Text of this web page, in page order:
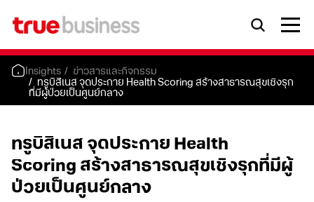
Insights ข่าวสารและกิจกรรม
ทรูบิสิเนส จุดประกาย Health Scoring สร้างสาธารณสุขเชิงรุก
ที่มีผู้ป่วยเป็นศูนย์กลาง
ทรูบิสิเนส จุดประกาย Health
Scoring สร้างสาธารณสุขเชิงรุกที่มีผู้
ป่วยเป็นศูนย์กลาง